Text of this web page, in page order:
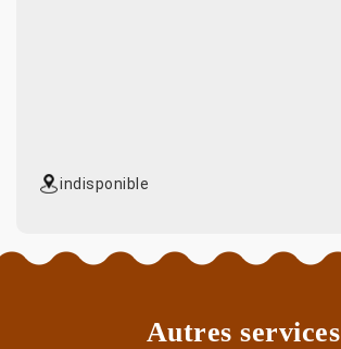
indisponible
Autres services